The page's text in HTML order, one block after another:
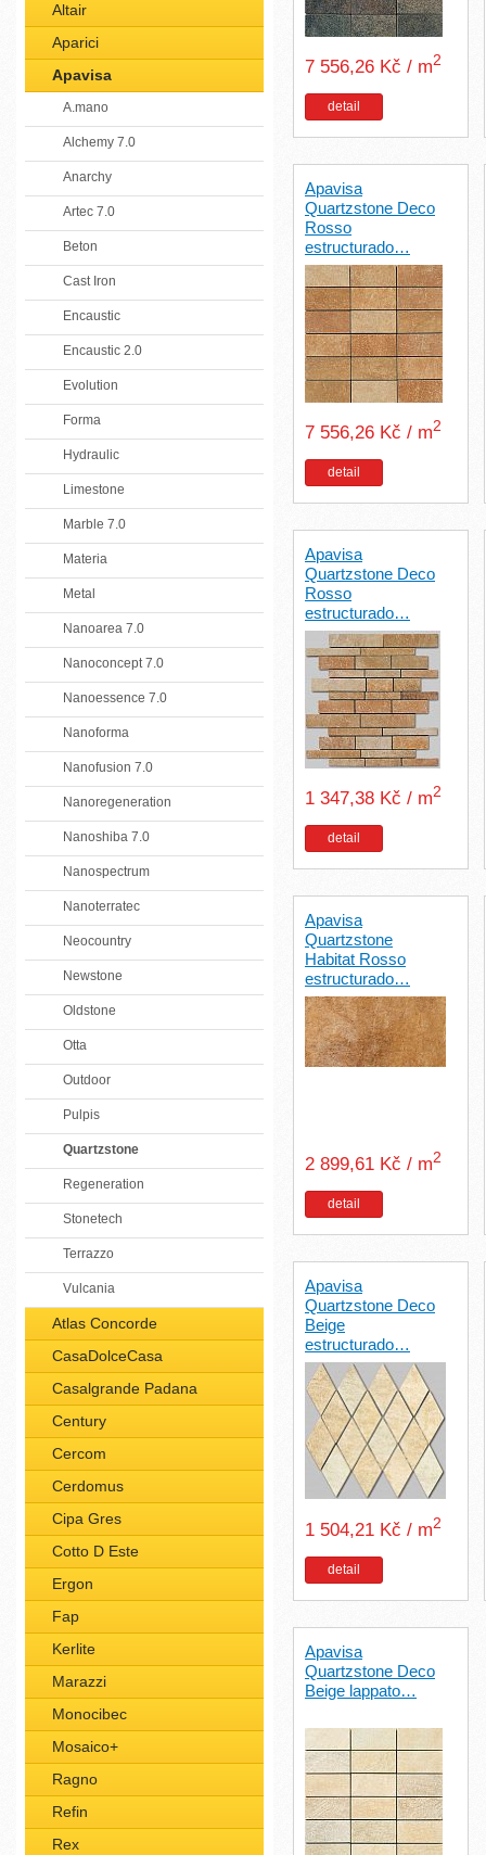
Altair
Aparici
Apavisa
A.mano
Alchemy 7.0
Anarchy
Artec 7.0
Beton
Cast Iron
Encaustic
Encaustic 2.0
Evolution
Forma
Hydraulic
Limestone
Marble 7.0
Materia
Metal
Nanoarea 7.0
Nanoconcept 7.0
Nanoessence 7.0
Nanoforma
Nanofusion 7.0
Nanoregeneration
Nanoshiba 7.0
Nanospectrum
Nanoterratec
Neocountry
Newstone
Oldstone
Otta
Outdoor
Pulpis
Quartzstone
Regeneration
Stonetech
Terrazzo
Vulcania
Atlas Concorde
CasaDolceCasa
Casalgrande Padana
Century
Cercom
Cerdomus
Cipa Gres
Cotto D Este
Ergon
Fap
Kerlite
Marazzi
Monocibec
Mosaico+
Ragno
Refin
Rex
7 556,26 Kč / m2
detail
Apavisa
Quartzstone Deco
Rosso
estructurado…
7 556,26 Kč / m2
detail
Apavisa
Quartzstone Deco
Rosso
estructurado…
1 347,38 Kč / m2
detail
Apavisa
Quartzstone
Habitat Rosso
estructurado…
2 899,61 Kč / m2
detail
Apavisa
Quartzstone Deco
Beige
estructurado…
1 504,21 Kč / m2
detail
Apavisa
Quartzstone Deco
Beige lappato…